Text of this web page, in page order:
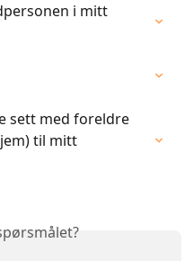
i mitt
sett med foreldre
til mitt